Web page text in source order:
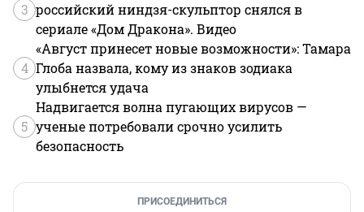
3 российский ниндзя-скульптор снялся в
сериале «Дом Дракона». Видео
4
«Август принесет новые возможности»: Тамара
Глоба назвала, кому из знаков зодиака
улыбнется удача
5
Надвигается волна пугающих вирусов —
ученые потребовали срочно усилить
безопасность
ПРИСОЕДИНИТЬСЯ